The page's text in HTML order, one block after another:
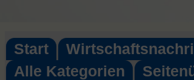
Start
Alle Kategorien